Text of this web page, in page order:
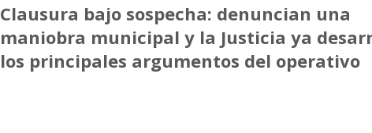
Clausura bajo sospecha: denuncian una
maniobra municipal y la Justicia ya
los principales argumentos del operativo